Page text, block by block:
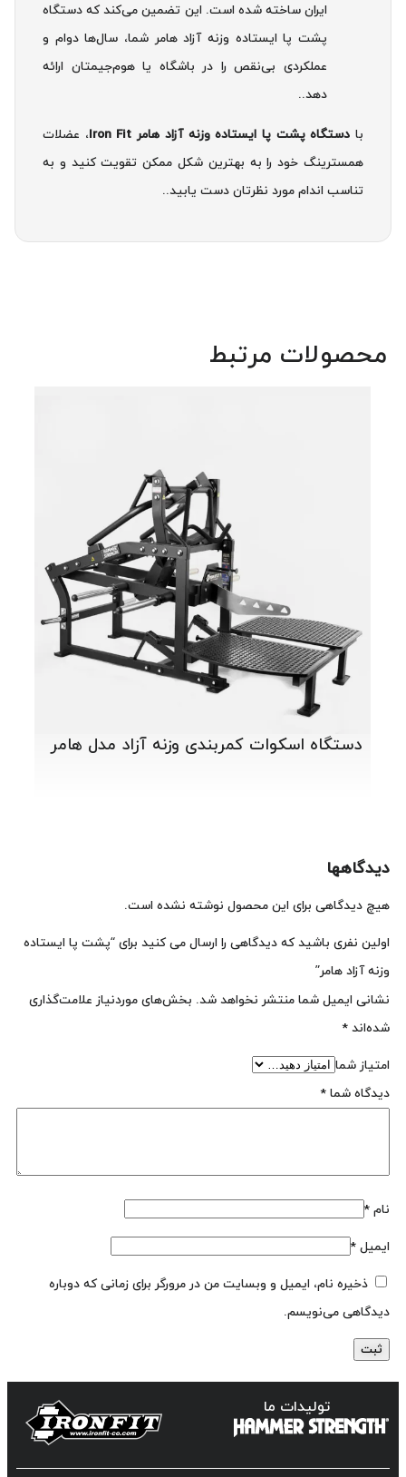
ایران ساخته شده است. این تضمین می‌کند که دستگاه
پشت پا ایستاده وزنه آزاد هامر شما، سال‌ها دوام و
عملکردی بی‌نقص را در باشگاه یا هوم‌جیمتان ارائه
دهد..
با دستگاه پشت پا ایستاده وزنه آزاد هامر Iron Fit
، عضلات
همسترینگ خود را به بهترین شکل ممکن تقویت کنید و به
تناسب اندام مورد نظرتان دست یابید..
محصولات مرتبط
دستگاه اسکوات کمربندی وزنه آزاد مدل هامر
دیدگاهها
هیچ دیدگاهی برای این محصول نوشته نشده است.
اولین نفری باشید که دیدگاهی را ارسال می کنید برای “پشت پا ایستاده
وزنه آزاد هامر”
نشانی ایمیل شما منتشر نخواهد شد. بخش‌های موردنیاز علامت‌گذاری
شده‌اند *
امتیاز شما
دیدگاه شما *
نام *
ایمیل *
ذخیره نام، ایمیل و وبسایت من در مرورگر برای زمانی که دوباره
دیدگاهی می‌نویسم.
تولیدات ما